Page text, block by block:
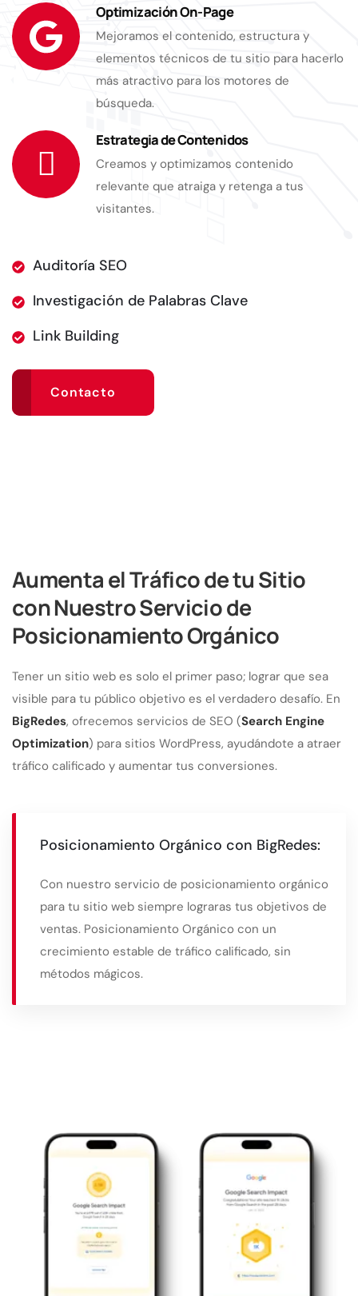
Optimización On-Page
Mejoramos el contenido, estructura y
elementos técnicos de tu sitio para hacerlo
más atractivo para los motores de
búsqueda.
Estrategia de Contenidos
Creamos y optimizamos contenido
relevante que atraiga y retenga a tus
visitantes.
Auditoría SEO
Investigación de Palabras Clave
Link Building
Contacto
Aumenta el Tráfico de tu Sitio
con Nuestro Servicio de
Posicionamiento Orgánico
Tener un sitio web es solo el primer paso; lograr que sea
visible para tu público objetivo es el verdadero desafío. En
BigRedes, ofrecemos servicios de SEO (Search Engine
Optimization) para sitios WordPress, ayudándote a atraer
tráfico calificado y aumentar tus conversiones.
Posicionamiento Orgánico con BigRedes:
Con nuestro servicio de posicionamiento orgánico
para tu sitio web siempre lograras tus objetivos de
ventas. Posicionamiento Orgánico con un
crecimiento estable de tráfico calificado, sin
métodos mágicos.